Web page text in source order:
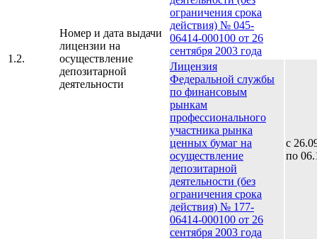
1.2.
Номер и дата выдачи
лицензии на
осуществление
депозитарной
деятельности
ограничения срока
действия) № 045-
06414-000100 от 26
сентября 2003 года
Лицензия
Федеральной службы
по финансовым
рынкам
профессионального
участника рынка
ценных бумаг на
осуществление
депозитарной
деятельности (без
ограничения срока
действия) № 177-
06414-000100 от 26
сентября 2003 года
с
по